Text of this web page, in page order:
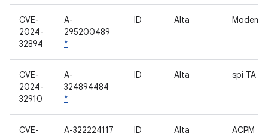
CVE-
2024-
32894
A-
295200489
*
ID Alta Modem
CVE-
2024-
32910
A-
324894484
*
ID Alta spi TA
CVE-
A-322224117
ID Alta ACPM